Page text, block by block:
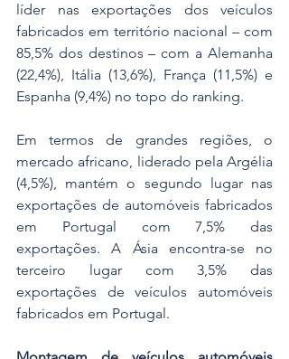
líder nas exportações dos veículos
fabricados em território nacional – com
85,5% dos destinos – com a Alemanha
(22,4%), Itália (13,6%), França (11,5%) e
Espanha (9,4%) no topo do ranking.
Em termos de grandes regiões, o
mercado africano, liderado pela Argélia
(4,5%), mantém o segundo lugar nas
exportações de automóveis fabricados
em Portugal com 7,5% das
exportações. A Ásia encontra-se no
terceiro lugar com 3,5% das
exportações de veículos automóveis
fabricados em Portugal.